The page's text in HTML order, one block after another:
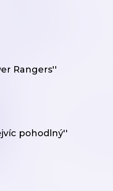
Rangers''
pohodlný''